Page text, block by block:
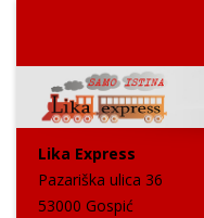
Lika Express
Pazariška ulica 36
53000 Gospić